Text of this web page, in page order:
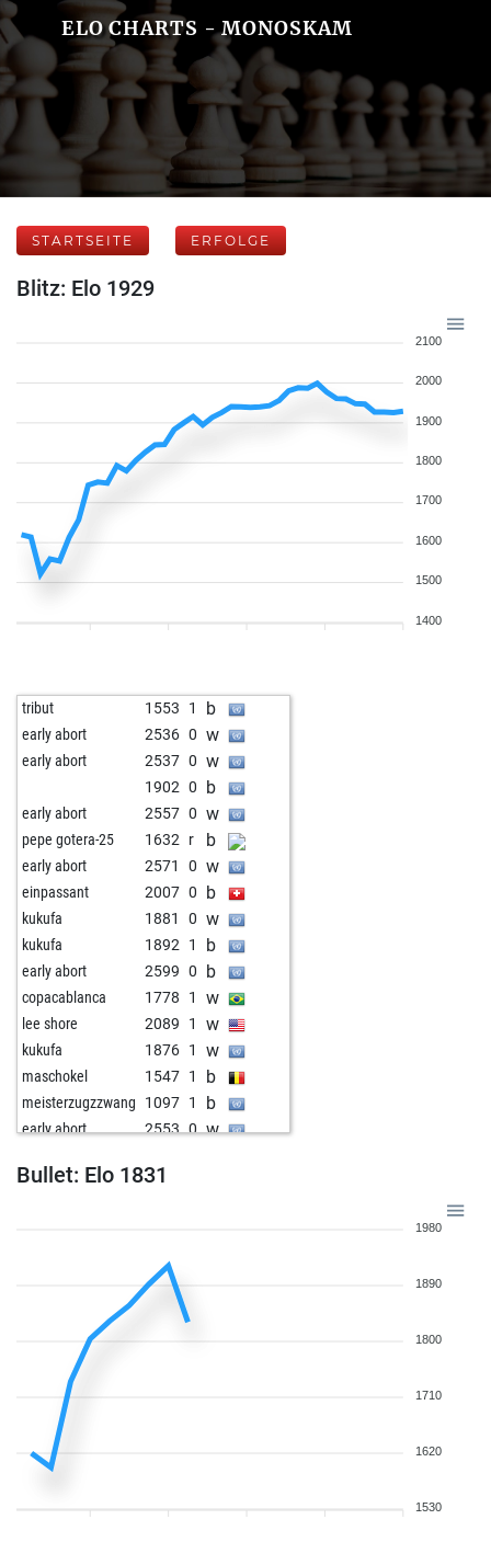
ELO CHARTS - MONOSKAM
STARTSEITE ERFOLGE
Blitz: Elo 1929
2100
2000
1900
1800
1700
1600
1500
1400
tribut 1553 1 b
early abort 2536 0 w
early abort 2537 0 w
1902 0 b
early abort 2557 0 w
pepe gotera-25 1632 r b
early abort 2571 0 w
einpassant 2007 0 b
kukufa 1881 0 w
kukufa 1892 1 b
early abort 2599 0 b
copacablanca 1778 1 w
lee shore 2089 1 w
kukufa 1876 1 w
maschokel 1547 1 b
meisterzugzzwang 1097 1 b
early abort 2553 0 w
1894
1910
1775
1
palladium7empest
zeus12
darkooo
darkooo
Bullet: Elo 1831
1980
1890
1800
1710
1620
1530